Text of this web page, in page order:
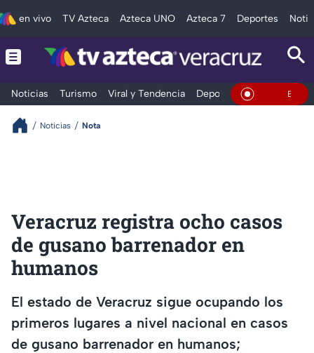
en vivo TV Azteca Azteca UNO Azteca 7 Deportes
Noticias Turismo Viral y Tendencia Deportes Espectáculos
En Vivo
Noticias Nota
Veracruz registra ocho casos
de gusano barrenador en
humanos
El estado de Veracruz sigue ocupando los
primeros lugares a nivel nacional en casos
de gusano barrenador en humanos;